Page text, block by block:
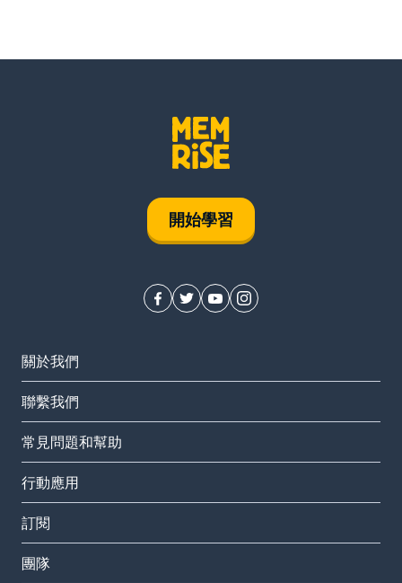
開始學習
關於我們
聯繫我們
常見問題和幫助
行動應用
訂閱
團隊